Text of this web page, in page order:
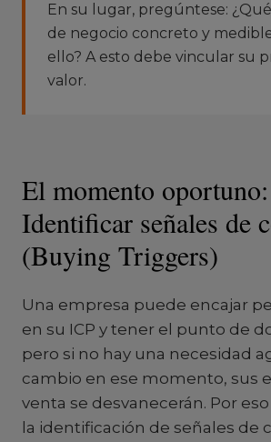
En su lugar, pregúntese:
de negocio concreto y
ello? A esto debe vincular su
valor.
El momento oportuno:
Identificar señales de
(Buying Triggers)
Una empresa puede encajar
en su ICP y tener el punto de
pero si no hay una necesidad
cambio en ese momento, sus
venta se desvanecerán. Por
la identificación de señales de